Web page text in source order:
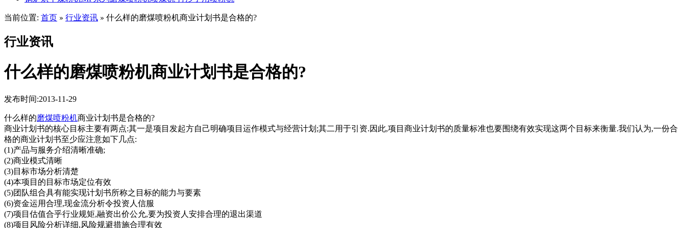
当前位置: 首页 » 行业资讯 » 什么样的磨煤喷粉机商业计划书是合格的?
行业资讯
什么样的磨煤喷粉机商业计划书是合格的?
发布时间:2013-11-29
什么样的磨煤喷粉机商业计划书是合格的?
商业计划书的核心目标主要有两点:其一是项目发起方自己明确项目运作模式与经营计划;其二用于引资.因此,项目商业计划书的质量标准也要围绕有效实现这两个目标来衡量.我们认为,一份合
格的商业计划书至少应注意如下几点:
(1)产品与服务介绍清晰准确;
(2)商业模式清晰
(3)目标市场分析清楚
(4)本项目的目标市场定位有效
(5)团队组合具有能实现计划书所称之目标的能力与要素
(6)资金运用合理,现金流分析令投资人信服
(7)项目估值合乎行业规矩,融资出价公允,要为投资人安排合理的退出渠道
(8)项目风险分析详细,风险规避措施合理有效